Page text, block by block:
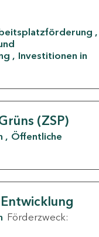
Investitionen in
(ZSP)
Öffentliche
Förderzweck: